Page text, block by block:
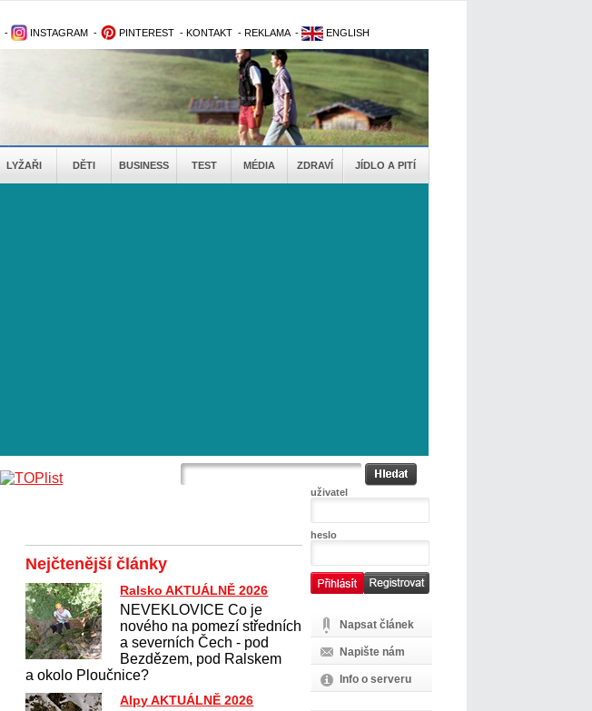
- INSTAGRAM - PINTEREST - KONTAKT - REKLAMA - ENGLISH
LYŽAŘI DĚTI BUSINESS TEST MÉDIA ZDRAVÍ JÍDLO A PITÍ
uživatel
heslo
Napsat článek
Napište nám
Info o serveru
Nejčtenější články
Ralsko AKTUÁLNĚ 2026
NEVEKLOVICE Co je
nového na pomezí středních
a severních Čech - pod
Bezdězem, pod Ralskem
a okolo Ploučnice?
Alpy AKTUÁLNĚ 2026